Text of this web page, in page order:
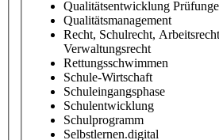
Qualitätsentwicklung
Qualitätsmanagement
Recht, Schulrecht,
Verwaltungsrecht
Rettungsschwimmen
Schule-Wirtschaft
Schuleingangsphase
Schulentwicklung
Schulprogramm
Selbstlernen.digital